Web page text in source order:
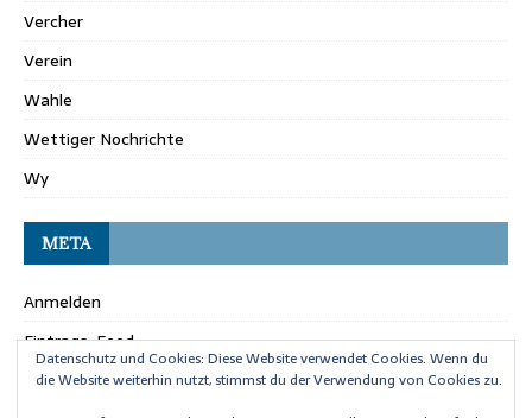
Vercher
Verein
Wahle
Wettiger Nochrichte
Wy
META
Anmelden
Eintrags-Feed
Kommentar-Feed
Datenschutz und Cookies: Diese Website verwendet Cookies. Wenn du
die Website weiterhin nutzt, stimmst du der Verwendung von Cookies zu.